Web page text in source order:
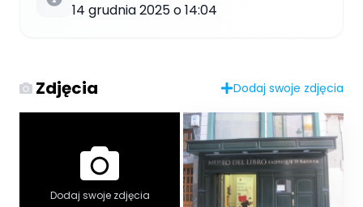
14 grudnia 2025 o 14:04
Zdjęcia Dodaj swoje zdjęcia
Dodaj swoje zdjęcia